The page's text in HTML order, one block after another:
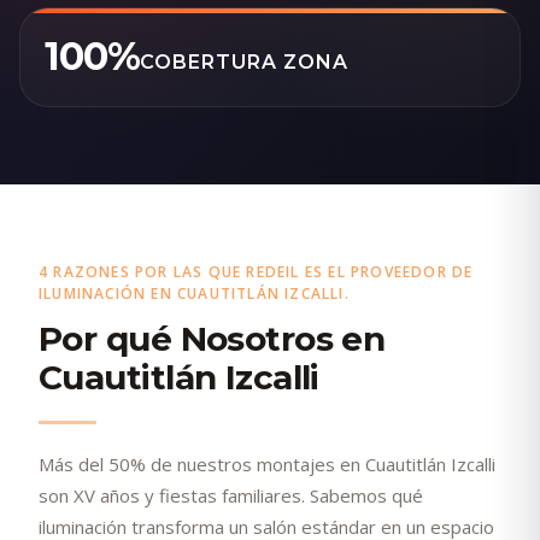
100%COBERTURA ZONA
4 RAZONES POR LAS QUE REDEIL ES EL PROVEEDOR DE
ILUMINACIÓN EN CUAUTITLÁN IZCALLI.
Por qué Nosotros en
Cuautitlán Izcalli
Más del 50% de nuestros montajes en Cuautitlán Izcalli
son XV años y fiestas familiares. Sabemos qué
iluminación transforma un salón estándar en un espacio